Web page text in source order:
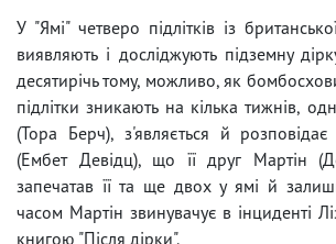
У "Ямі" четверо підлітків із
виявляють і досліджують підземну
десятирічь тому, можливо, як
підлітки зникають на кілька тижнів,
(Тора Берч), з'являється й розповідає
(Ембет Девідц), що її друг Мартін
запечатав її та ще двох у ямі й
часом Мартін звинувачує в інциденті
книгою "Після дірки".